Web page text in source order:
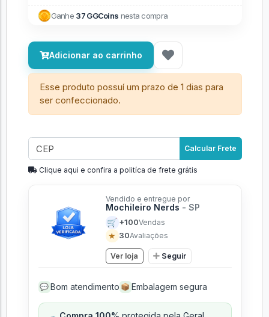
Ganhe 37 GGCoins nesta compra
Adicionar ao carrinho
Esse produto possuí um prazo de 1 dias para
ser confeccionado.
Calcular Frete
Clique aqui e confira a politíca de frete grátis
Vendido e entregue por
Mochileiro Nerds - SP
🛒 +100Vendas
★ 30Avaliações
Ver loja Seguir
💬 Bom atendimento 📦 Embalagem segura